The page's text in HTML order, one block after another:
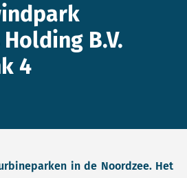
B.V.
4
in de Noordzee. Het